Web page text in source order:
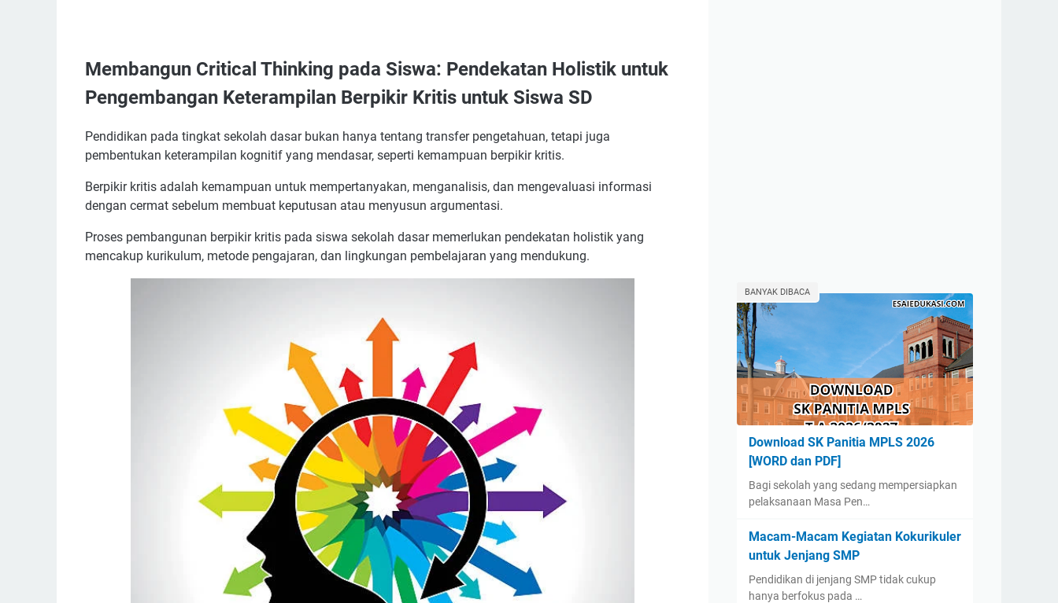
Membangun Critical Thinking pada Siswa: Pendekatan Holistik untuk
Pengembangan Keterampilan Berpikir Kritis untuk Siswa SD
Pendidikan pada tingkat sekolah dasar bukan hanya tentang transfer pengetahuan, tetapi juga
pembentukan keterampilan kognitif yang mendasar, seperti kemampuan berpikir kritis.
Berpikir kritis adalah kemampuan untuk mempertanyakan, menganalisis, dan mengevaluasi informasi
dengan cermat sebelum membuat keputusan atau menyusun argumentasi.
Proses pembangunan berpikir kritis pada siswa sekolah dasar memerlukan pendekatan holistik yang
mencakup kurikulum, metode pengajaran, dan lingkungan pembelajaran yang mendukung.
BANYAK DIBACA
Download SK Panitia MPLS 2026
[WORD dan PDF]
Bagi sekolah yang sedang mempersiapkan
pelaksanaan Masa Pen…
Macam-Macam Kegiatan Kokurikuler
untuk Jenjang SMP
Pendidikan di jenjang SMP tidak cukup
hanya berfokus pada …